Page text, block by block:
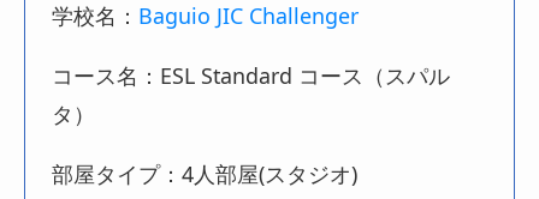
学校名： Baguio JIC Challenger
コース名：ESL Standard コース（スパル
タ）
部屋タイプ：4人部屋(スタジオ)